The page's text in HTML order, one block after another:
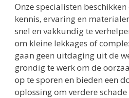
Onze specialisten
kennis, ervaring en
snel en vakkundig te
om kleine lekkages of
gaan geen uitdaging uit de
grondig te werk om de
op te sporen en bieden een
oplossing om verdere